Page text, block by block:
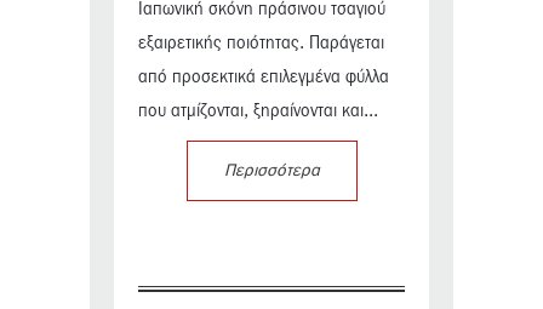
Ιαπωνική σκόνη πράσινου τσαγιού
εξαιρετικής ποιότητας. Παράγεται
από προσεκτικά επιλεγμένα φύλλα
που ατμίζονται, ξηραίνονται και...
Περισσότερα